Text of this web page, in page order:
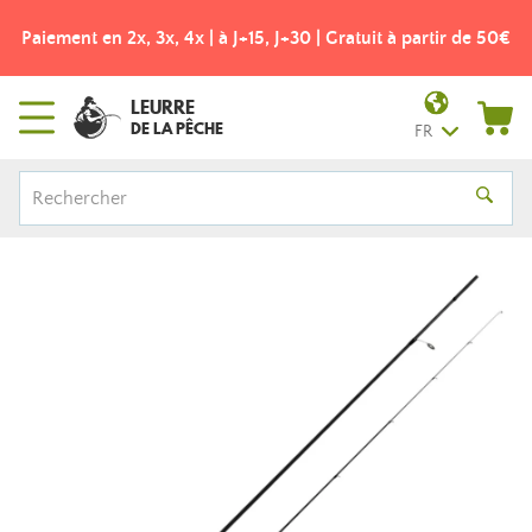
Paiement en 2x, 3x, 4x | à J+15, J+30 | Gratuit à partir de 50€
LEURRE
DE LA PÊCHE FR